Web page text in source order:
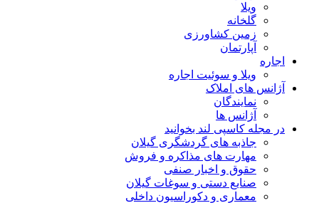
ویلا
گلخانه
زمین کشاورزی
آپارتمان
اجاره
ویلا و سوئیت اجاره
آژانس های املاک
نمایندگان
آژانس ها
در مجله کاسپی لند بخوانید
جاذبه های گردشگری گیلان
مهارت های مذاکره و فروش
حقوق و اخبار صنفی
صنایع دستی و سوغات گیلان
معماری و دکوراسیون داخلی